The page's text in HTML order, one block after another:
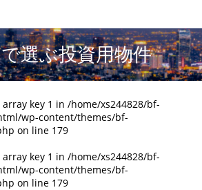
選ぶ投資用物件
key 1 in /home/xs244828/bf-
wp-content/themes/bf-
on line 179
key 1 in /home/xs244828/bf-
wp-content/themes/bf-
on line 179